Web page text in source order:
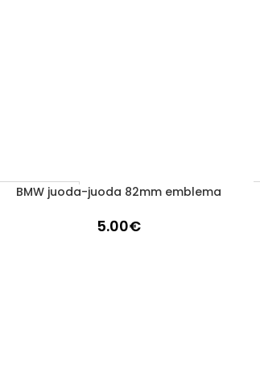
1–3 D. D.
Į KREPŠELĮ
BMW juoda-juoda 82mm emblema
5.00€